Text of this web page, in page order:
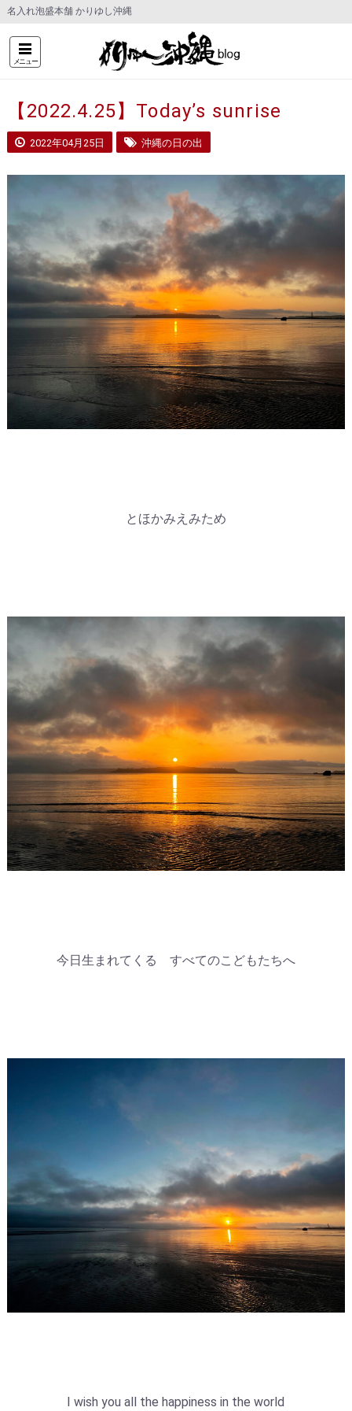
名入れ泡盛本舗 かりゆし沖縄
メニュー
【2022.4.25】Today’s sunrise
2022年04月25日 沖縄の日の出
とほかみえみため
今日生まれてくる すべてのこどもたちへ
I wish you all the happiness in the world